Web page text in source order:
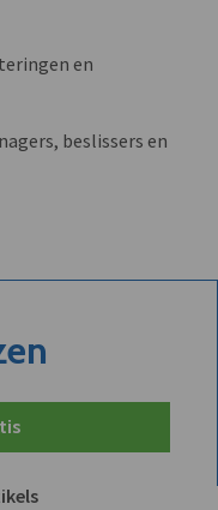
en
beslissers en